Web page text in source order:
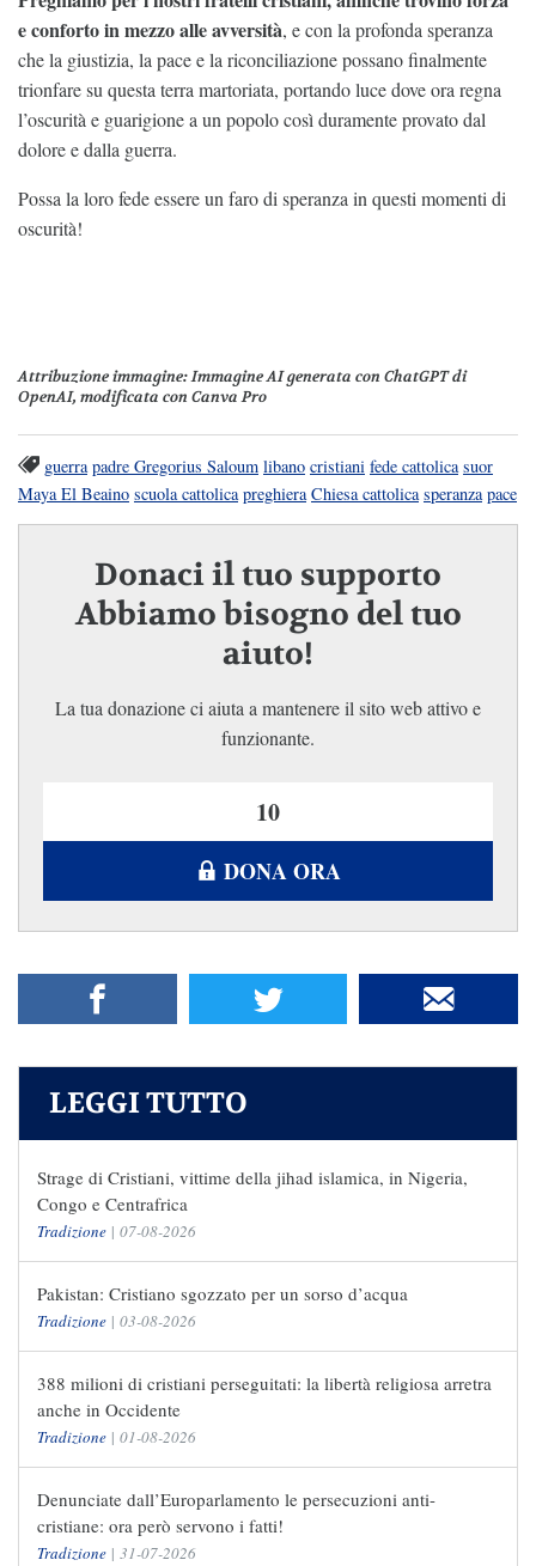
e conforto in mezzo alle avversità, e con la profonda speranza
che la giustizia, la pace e la riconciliazione possano finalmente
trionfare su questa terra martoriata, portando luce dove ora regna
l’oscurità e guarigione a un popolo così duramente provato dal
dolore e dalla guerra.
Possa la loro fede essere un faro di speranza in questi momenti di
oscurità!
Attribuzione immagine: Immagine AI generata con ChatGPT di
OpenAI, modificata con Canva Pro
guerra padre Gregorius Saloum libano cristiani fede cattolica suor
Maya El Beaino scuola cattolica preghiera Chiesa cattolica speranza pace
Donaci il tuo supporto
Abbiamo bisogno del tuo
aiuto!
La tua donazione ci aiuta a mantenere il sito web attivo e
funzionante.
DONA ORA
LEGGI TUTTO
Strage di Cristiani, vittime della jihad islamica, in Nigeria,
Congo e Centrafrica
Tradizione | 07-08-2026
Pakistan: Cristiano sgozzato per un sorso d’acqua
Tradizione | 03-08-2026
388 milioni di cristiani perseguitati: la libertà religiosa arretra
anche in Occidente
Tradizione | 01-08-2026
Denunciate dall’Europarlamento le persecuzioni anti-
cristiane: ora però servono i fatti!
Tradizione | 31-07-2026